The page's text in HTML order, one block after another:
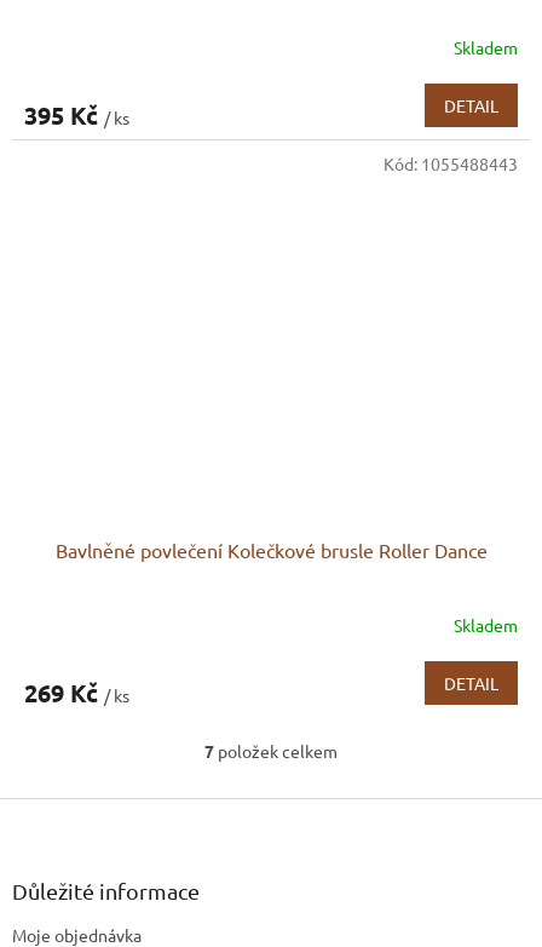
Skladem
395 Kč / ks
DETAIL
Bavlněné povlečení Kolečkové brusle Roller Dance
Skladem
269 Kč / ks
DETAIL
Kód: 1055488443
O
l
7 položek celkem
Z
Důležité informace
Moje objednávka